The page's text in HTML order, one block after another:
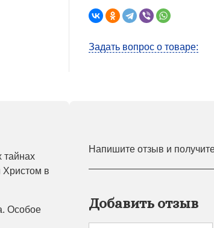
Задать вопрос о товаре:
тайнах
Христом в
Особое
Напишите отзыв и
Добавить отзыв